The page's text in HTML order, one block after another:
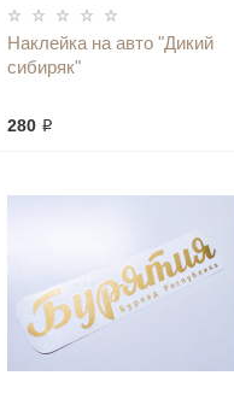
Наклейка на авто "Дикий
сибиряк"
280 ₽